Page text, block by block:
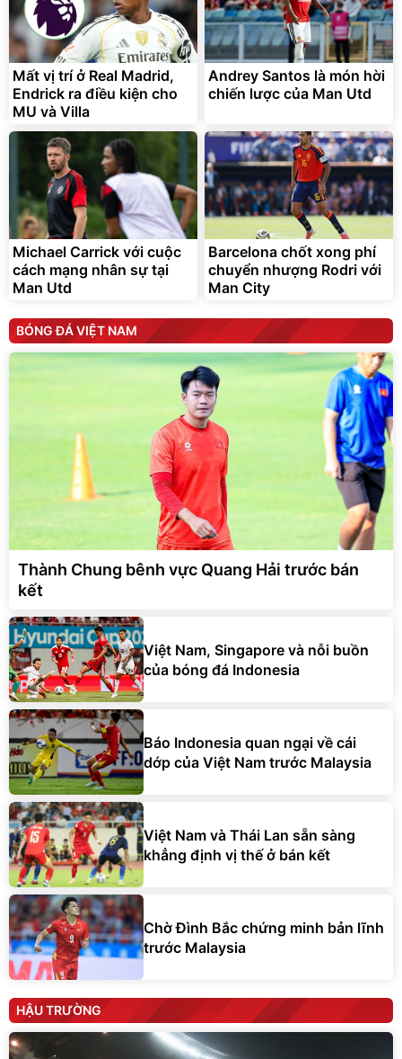
Mất vị trí ở Real Madrid,
Endrick ra điều kiện cho
MU và Villa
Andrey Santos là món hời
chiến lược của Man Utd
Michael Carrick với cuộc
cách mạng nhân sự tại
Man Utd
Barcelona chốt xong phí
chuyển nhượng Rodri với
Man City
BÓNG ĐÁ VIỆT NAM
Thành Chung bênh vực Quang Hải trước bán
kết
Việt Nam, Singapore và nỗi buồn
của bóng đá Indonesia
Báo Indonesia quan ngại về cái
dớp của Việt Nam trước Malaysia
Việt Nam và Thái Lan sẵn sàng
khẳng định vị thế ở bán kết
Chờ Đình Bắc chứng minh bản lĩnh
trước Malaysia
HẬU TRƯỜNG